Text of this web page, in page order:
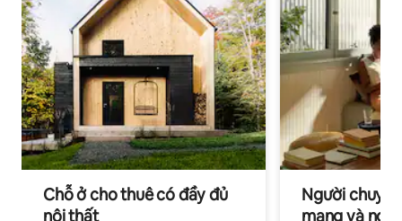
Chỗ ở cho thuê có đầy đủ
nội thất
Người
mạng và